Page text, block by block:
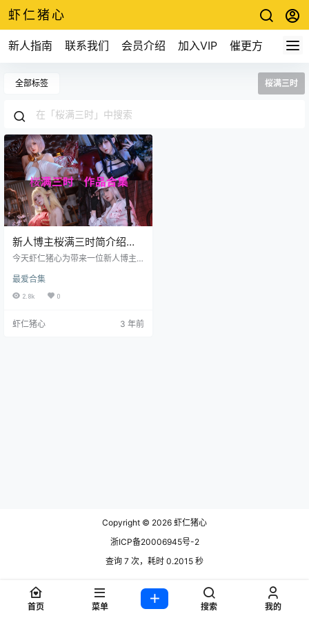
虾仁猪心
新人指南 联系我们 会员介绍 加入VIP 催更方式
全部标签 桜满三时
新人博主桜满三时简介绍，
精品图集预览赏析
今天虾仁猪心为带来一位新人博主
个粉丝，但是我已经通过她的作品
注意到她了 个人资料 名字：桜满三
花 蓝鸟（Twi）：AraneaSakura 个
最爱合集
2.8k 0
虾仁猪心 3 年前
Copyright © 2026 虾仁猪心
浙ICP备20006945号-2
查询 7 次，耗时 0.2015 秒
首页 菜单 搜索 我的